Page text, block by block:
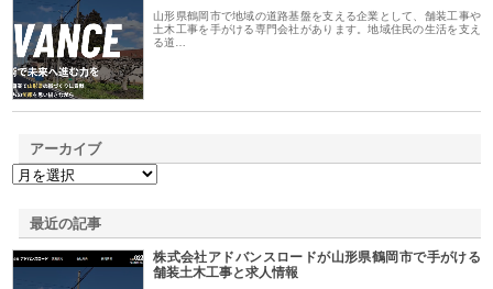
山形県鶴岡市で地域の道路基盤を支える企業として、舗装工事や
土木工事を手がける専門会社があります。地域住民の生活を支え
る道…
アーカイブ
最近の記事
株式会社アドバンスロードが山形県鶴岡市で手がける
舗装土木工事と求人情報